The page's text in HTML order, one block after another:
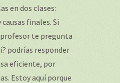
en dos clases:
finales. Si
te pregunta
podrías responder
eficiente, por
Estoy aquí porque